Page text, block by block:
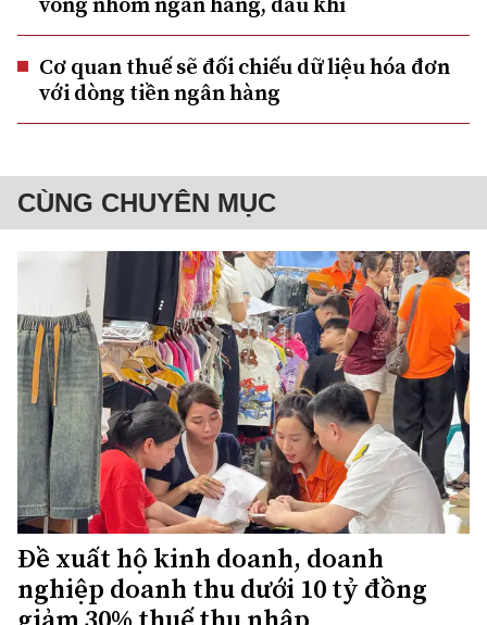
Cơ quan thuế sẽ đối chiếu dữ liệu hóa đơn
với dòng tiền ngân hàng
CÙNG CHUYÊN MỤC
Đề xuất hộ kinh doanh, doanh
nghiệp doanh thu dưới 10 tỷ đồng